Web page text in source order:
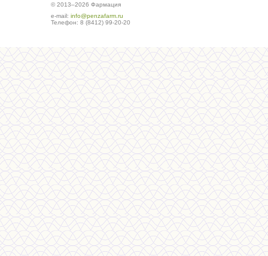
© 2013–2026 Фармация
е-mail: info@penzafarm.ru
Телефон: 8 (8412) 99-20-20
Сделано в студии ws-global.ru